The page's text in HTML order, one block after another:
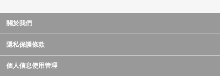
關於我們
隱私保護條款
個人信息使用管理